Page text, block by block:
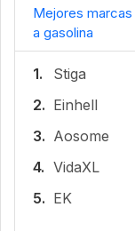
Mejores
a gasolina
1. Stiga
2. Einhell
3. Aosome
4. VidaXL
5. EK